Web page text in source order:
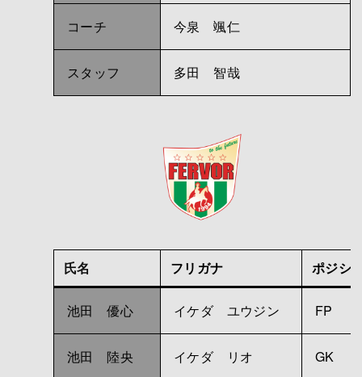
コーチ 今泉 颯仁
スタッフ 多田 智哉
氏名 フリガナ ポジシ
池田 優心 イケダ ユウジン FP
池田 陸央 イケダ リオ GK